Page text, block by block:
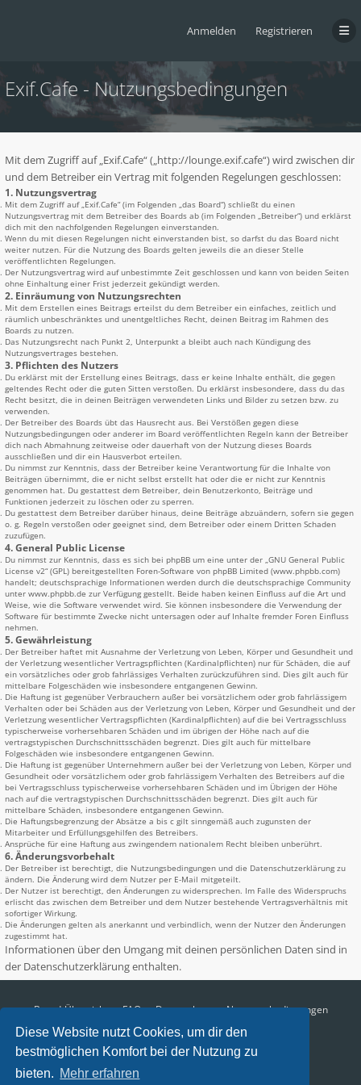
Diese Website nutzt Cookies, um dir den
bestmöglichen Komfort bei der Nutzung zu
bieten. Mehr erfahren
Anmelden Registrieren
Exif.Cafe - Nutzungsbedingungen
Mit dem Zugriff auf „Exif.Cafe“ („http://lounge.exif.cafe“) wird zwischen dir
und dem Betreiber ein Vertrag mit folgenden Regelungen geschlossen:
1. Nutzungsvertrag
Mit dem Zugriff auf „Exif.Cafe“ (im Folgenden „das Board“) schließt du einen
Nutzungsvertrag mit dem Betreiber des Boards ab (im Folgenden „Betreiber“) und erklärst
dich mit den nachfolgenden Regelungen einverstanden.
Wenn du mit diesen Regelungen nicht einverstanden bist, so darfst du das Board nicht
weiter nutzen. Für die Nutzung des Boards gelten jeweils die an dieser Stelle
veröffentlichten Regelungen.
Der Nutzungsvertrag wird auf unbestimmte Zeit geschlossen und kann von beiden Seiten
ohne Einhaltung einer Frist jederzeit gekündigt werden.
2. Einräumung von Nutzungsrechten
Mit dem Erstellen eines Beitrags erteilst du dem Betreiber ein einfaches, zeitlich und
räumlich unbeschränktes und unentgeltliches Recht, deinen Beitrag im Rahmen des
Boards zu nutzen.
Das Nutzungsrecht nach Punkt 2, Unterpunkt a bleibt auch nach Kündigung des
Nutzungsvertrages bestehen.
3. Pflichten des Nutzers
Du erklärst mit der Erstellung eines Beitrags, dass er keine Inhalte enthält, die gegen
geltendes Recht oder die guten Sitten verstoßen. Du erklärst insbesondere, dass du das
Recht besitzt, die in deinen Beiträgen verwendeten Links und Bilder zu setzen bzw. zu
verwenden.
Der Betreiber des Boards übt das Hausrecht aus. Bei Verstößen gegen diese
Nutzungsbedingungen oder anderer im Board veröffentlichten Regeln kann der Betreiber
dich nach Abmahnung zeitweise oder dauerhaft von der Nutzung dieses Boards
ausschließen und dir ein Hausverbot erteilen.
Du nimmst zur Kenntnis, dass der Betreiber keine Verantwortung für die Inhalte von
Beiträgen übernimmt, die er nicht selbst erstellt hat oder die er nicht zur Kenntnis
genommen hat. Du gestattest dem Betreiber, dein Benutzerkonto, Beiträge und
Funktionen jederzeit zu löschen oder zu sperren.
Du gestattest dem Betreiber darüber hinaus, deine Beiträge abzuändern, sofern sie gegen
o. g. Regeln verstoßen oder geeignet sind, dem Betreiber oder einem Dritten Schaden
zuzufügen.
4. General Public License
Du nimmst zur Kenntnis, dass es sich bei phpBB um eine unter der „GNU General Public
License v2“ (GPL) bereitgestellten Foren-Software von phpBB Limited (www.phpbb.com)
handelt; deutschsprachige Informationen werden durch die deutschsprachige Community
unter www.phpbb.de zur Verfügung gestellt. Beide haben keinen Einfluss auf die Art und
Weise, wie die Software verwendet wird. Sie können insbesondere die Verwendung der
Software für bestimmte Zwecke nicht untersagen oder auf Inhalte fremder Foren Einfluss
nehmen.
5. Gewährleistung
Der Betreiber haftet mit Ausnahme der Verletzung von Leben, Körper und Gesundheit und
der Verletzung wesentlicher Vertragspflichten (Kardinalpflichten) nur für Schäden, die auf
ein vorsätzliches oder grob fahrlässiges Verhalten zurückzuführen sind. Dies gilt auch für
mittelbare Folgeschäden wie insbesondere entgangenen Gewinn.
Die Haftung ist gegenüber Verbrauchern außer bei vorsätzlichem oder grob fahrlässigem
Verhalten oder bei Schäden aus der Verletzung von Leben, Körper und Gesundheit und der
Verletzung wesentlicher Vertragspflichten (Kardinalpflichten) auf die bei Vertragsschluss
typischerweise vorhersehbaren Schäden und im übrigen der Höhe nach auf die
vertragstypischen Durchschnittsschäden begrenzt. Dies gilt auch für mittelbare
Folgeschäden wie insbesondere entgangenen Gewinn.
Die Haftung ist gegenüber Unternehmern außer bei der Verletzung von Leben, Körper und
Gesundheit oder vorsätzlichem oder grob fahrlässigem Verhalten des Betreibers auf die
bei Vertragsschluss typischerweise vorhersehbaren Schäden und im Übrigen der Höhe
nach auf die vertragstypischen Durchschnittsschäden begrenzt. Dies gilt auch für
mittelbare Schäden, insbesondere entgangenen Gewinn.
Die Haftungsbegrenzung der Absätze a bis c gilt sinngemäß auch zugunsten der
Mitarbeiter und Erfüllungsgehilfen des Betreibers.
Ansprüche für eine Haftung aus zwingendem nationalem Recht bleiben unberührt.
6. Änderungsvorbehalt
Der Betreiber ist berechtigt, die Nutzungsbedingungen und die Datenschutzerklärung zu
ändern. Die Änderung wird dem Nutzer per E-Mail mitgeteilt.
Der Nutzer ist berechtigt, den Änderungen zu widersprechen. Im Falle des Widerspruchs
erlischt das zwischen dem Betreiber und dem Nutzer bestehende Vertragsverhältnis mit
sofortiger Wirkung.
Die Änderungen gelten als anerkannt und verbindlich, wenn der Nutzer den Änderungen
zugestimmt hat.
Informationen über den Umgang mit deinen persönlichen Daten sind in
der Datenschutzerklärung enthalten.
Board-Übersicht FAQ Datenschutz
Nutzungsbedingungen
Alle Zeiten sindUTC+02:00
Aktuelle Zeit: 07.08.2026, 08:53